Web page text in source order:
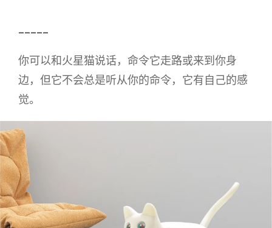
你可以和火星猫说话，命令它走路或来到你身
边，但它不会总是听从你的命令，它有自己的感
觉。